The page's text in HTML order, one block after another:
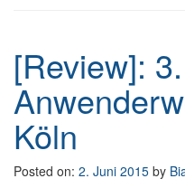
[Review]: 3.
Köln
Posted on: 2. Juni 2015 by